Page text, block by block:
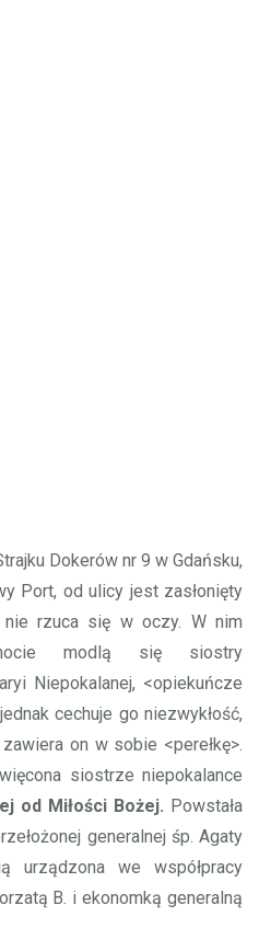
Dokerów nr 9 w Gdańsku,
Port, od ulicy jest zasłonięty
rzuca się w oczy. W nim
modlą się siostry
Niepokalanej, <opiekuńcze
cechuje go niezwykłość,
on w sobie <perełkę>.
siostrze niepokalance
od Miłości Bożej. Powstała
generalnej śp. Agaty
urządzona we współpracy
B. i ekonomką generalną